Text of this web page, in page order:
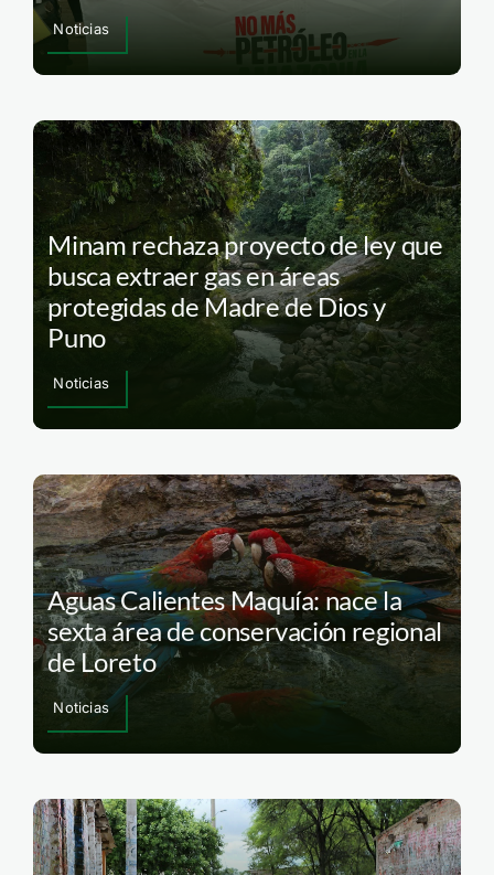
Noticias
Minam rechaza proyecto de ley que
busca extraer gas en áreas
protegidas de Madre de Dios y
Puno
Noticias
Aguas Calientes Maquía: nace la
sexta área de conservación regional
de Loreto
Noticias